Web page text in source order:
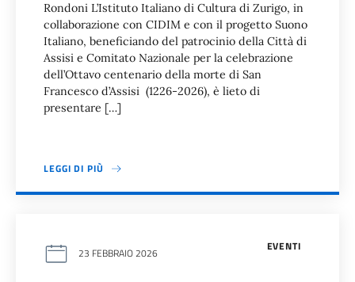
Rondoni L’Istituto Italiano di Cultura di Zurigo, in
collaborazione con CIDIM e con il progetto Suono
Italiano, beneficiando del patrocinio della Città di
Assisi e Comitato Nazionale per la celebrazione
dell’Ottavo centenario della morte di San
Francesco d’Assisi (1226-2026), è lieto di
presentare […]
LEGGI DI PIÙ
EVENTI
23 FEBBRAIO 2026